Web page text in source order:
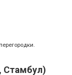
Стамбул)